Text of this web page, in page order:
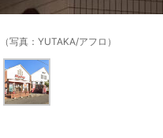
写真：YUTAKA/アフロ）